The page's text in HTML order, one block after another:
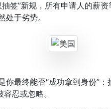
”新规，所有申请人的薪资
于劣势。
最终能否“成功拿到身份”：
忍或忽略。